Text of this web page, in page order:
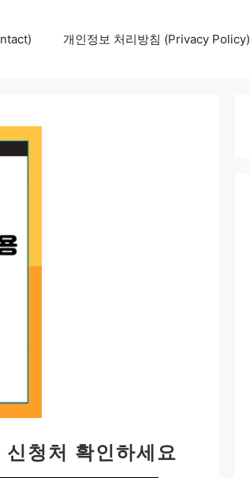
개인정보 처리방침 (Privacy Policy)
청처 확인하세요